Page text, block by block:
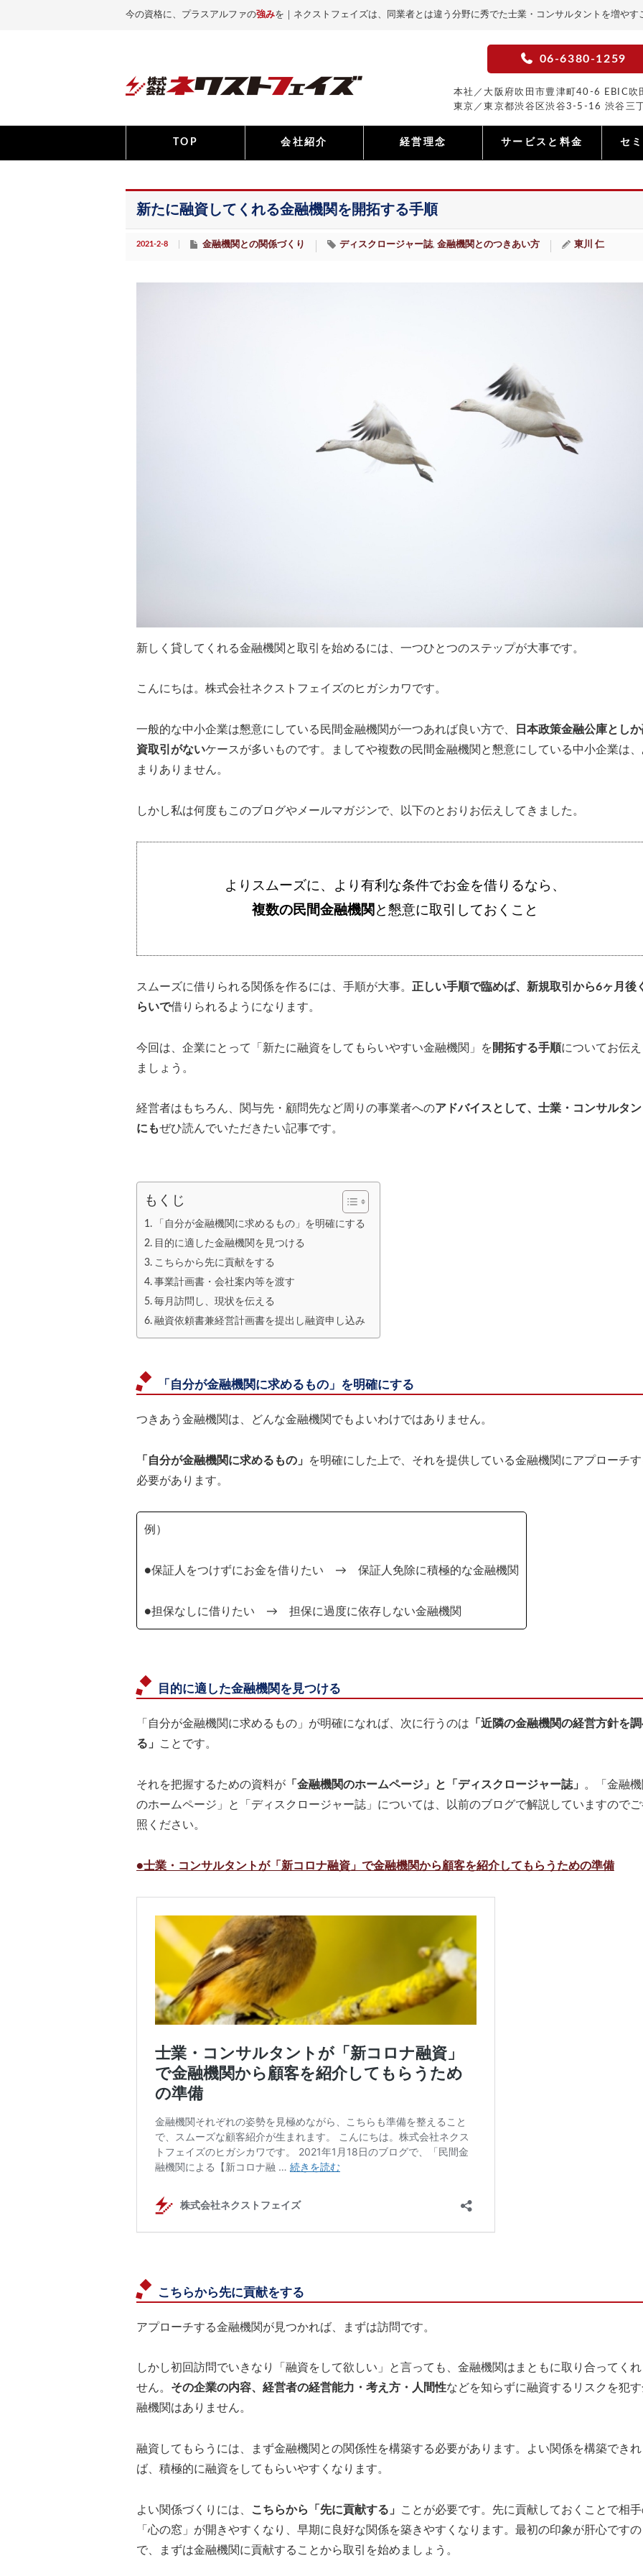
今の資格に、プラスアルファの強みを｜ネクストフェイズは、同業者とは違う分野に秀でた士業・コンサルタントを増や
06-6380-1259
本社／大阪府吹田市豊津町40-6 EBIC吹
東京／東京都渋谷区渋谷3-5-16 渋谷三
TOP 会社紹介 経営理念 サービスと料金 セ
新たに融資してくれる金融機関を開拓する手順
2021-2-8 金融機関との関係づくり ディスクロージャー誌 金融機関とのつきあい方 東川 仁
新しく貸してくれる金融機関と取引を始めるには、一つひとつのステップが大事です。
こんにちは。株式会社ネクストフェイズのヒガシカワです。
一般的な中小企業は懇意にしている民間金融機関が一つあれば良い方で、
日本政策金融公庫とし
資取引がないケースが多いものです。ましてや複数の民間金融機関と懇意にしている中小企業は
まりありません。
しかし私は何度もこのブログやメールマガジンで、以下のとおりお伝えしてきました。
よりスムーズに、より有利な条件でお金を借りるなら、
複数の民間金融機関 と懇意に取引しておくこと
スムーズに借りられる関係を作るには、手順が大事。
正しい手順で臨めば、新規取引から6ヶ月後
らいで借りられるようになります。
今回は、企業にとって「新たに融資をしてもらいやすい金融機関」を開拓する手順についてお伝
ましょう。
経営者はもちろん、関与先・顧問先など周りの事業者へのアドバイスとして、士業・コンサルタ
にもぜひ読んでいただきたい記事です。
もくじ
「自分が金融機関に求めるもの」を明確にする
目的に適した金融機関を見つける
こちらから先に貢献をする
事業計画書・会社案内等を渡す
毎月訪問し、現状を伝える
融資依頼書兼経営計画書を提出し融資申し込み
「自分が金融機関に求めるもの」を明確にする
つきあう金融機関は、どんな金融機関でもよいわけではありません。
「自分が金融機関に求めるもの」
を明確にした上で、それを提供している金融機関にアプローチ
必要があります。
例）
●保証人をつけずにお金を借りたい → 保証人免除に積極的な金融機関
●担保なしに借りたい → 担保に過度に依存しない金融機関
目的に適した金融機関を見つける
「自分が金融機関に求めるもの」が明確になれば、次に行うのは 「近隣の金融機関の経営方針を
る」
ことです。
それを把握するための資料が 「金融機関のホームページ」と「ディスクロージャー誌」
。「金融
のホームページ」と「ディスクロージャー誌」については、以前のブログで解説していますので
照ください。
●士業・コンサルタントが「新コロナ融資」で金融機関から顧客を紹介してもらうための準備
こちらから先に貢献をする
アプローチする金融機関が見つかれば、まずは訪問です。
しかし初回訪問でいきなり「融資をして欲しい」と言っても、金融機関はまともに取り合ってく
せん。 その企業の内容、経営者の経営能力・考え方・人間性などを知らずに融資するリスクを犯
融機関はありません。
融資してもらうには、まず金融機関との関係性を構築する必要があります。よい関係を構築できれ
ば、積極的に融資をしてもらいやすくなります。
よい関係づくりには、 こちらから「先に貢献する」
ことが必要です。先に貢献しておくことで相
「心の窓」が開きやすくなり、早期に良好な関係を築きやすくなります。最初の印象が肝心ですの
で、まずは金融機関に貢献することから取引を始めましょう。